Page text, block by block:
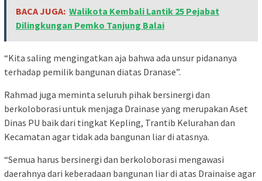
BACA JUGA: Walikota Kembali Lantik 25 Pejabat
Dilingkungan Pemko Tanjung Balai
“Kita saling mengingatkan aja bahwa ada unsur pidananya
terhadap pemilik bangunan diatas Dranase”.
Rahmad juga meminta seluruh pihak bersinergi dan
berkoloborasi untuk menjaga Drainase yang merupakan Aset
Dinas PU baik dari tingkat Kepling, Trantib Kelurahan dan
Kecamatan agar tidak ada bangunan liar di atasnya.
“Semua harus bersinergi dan berkoloborasi mengawasi
daerahnya dari keberadaan bangunan liar di atas Drainaise agar